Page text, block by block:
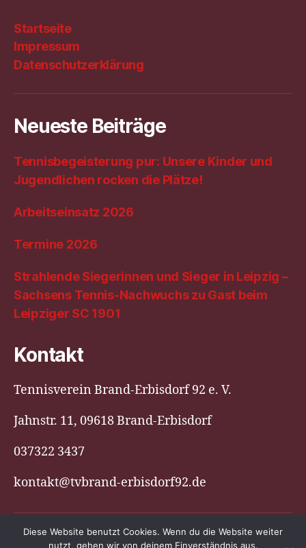
Startseite
Impressum
Datenschutzerklärung
Neueste Beiträge
Tennisbegeisterung pur: Unsere Kinder und
Jugendlichen rocken die Plätze!
Arbeitseinsatz 2026
Termine 2026
Strahlende Siegerinnen und Sieger in Leipzig –
Sachsens Tennis-Nachwuchs zu Gast beim
Leipziger SC 1901
Kontakt
Tennisverein Brand-Erbisdorf 92 e. V.
Jahnstr. 11, 09618 Brand-Erbisdorf
037322 3437
kontakt@tvbrand-erbisdorf92.de
© 2026Tennisverein Brand- Nach oben
Diese Website benutzt Cookies. Wenn du die Website weiter
nutzt, gehen wir von deinem Einverständnis aus.